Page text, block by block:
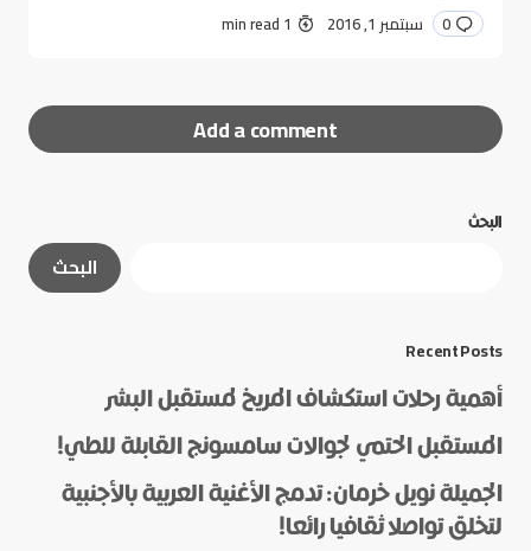
0 سبتمبر 1, 2016 1 min read
Add a comment
الحقول الإلزامية
البحث
البحث
Recent Posts
أهمية رحلات استكشاف المريخ لمستقبل البشر
المستقبل الحتمي لجوالات سامسونج القابلة للطي!
الجميلة نويل خرمان: تدمج الأغنية العربية بالأجنبية
لتخلق تواصلا ثقافيا رائعا!